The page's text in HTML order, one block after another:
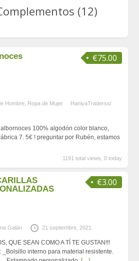
(12)
€75.00
Hombre, Ropa de Mujer
HaniyaTraderssl
100% algodón color blanco,
7. 5€ ! preguntar por Rubén, estamos
1191 total views, 0 today
€3.00
Galán 21 septiembre, 2021
QUE SEAN COMO A TÍ TE GUSTAN!!!
_Bolsillo interno para material resistente.